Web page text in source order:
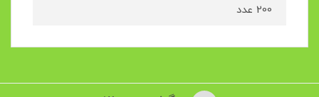
200 عدد